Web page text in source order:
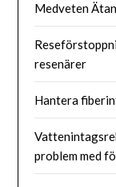
Medveten
resenärer
Hantera
problem med